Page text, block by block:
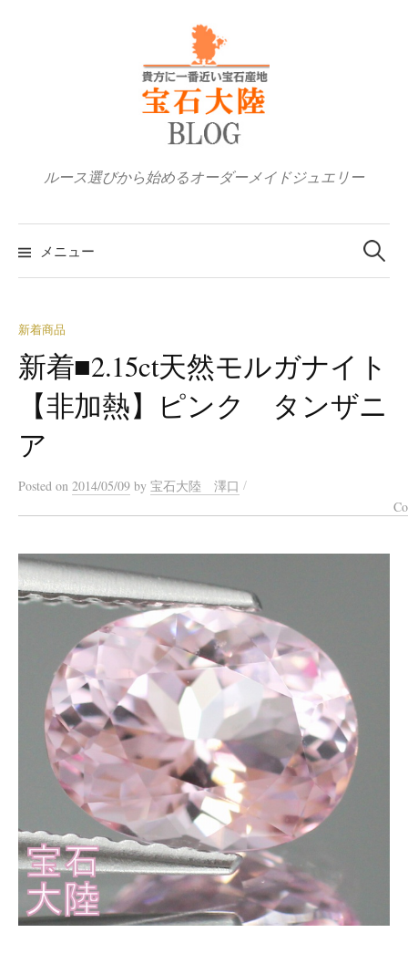
ルース選びから始めるオーダーメイドジュエリー
メニュー
検
索:
新着商品
新着■2.15ct天然モルガナイト
【非加熱】ピンク タンザニ
ア
Posted on 2014/05/09 by 宝石大陸 澤口 /